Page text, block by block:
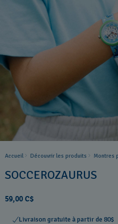
Accueil Découvrir les produits Montres
SOCCEROZAURUS
59,00 C$
Livraison gratuite à partir de 80$